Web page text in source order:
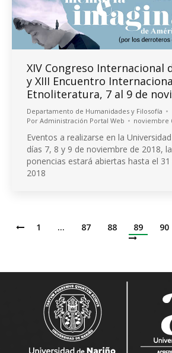
XIV Congreso Internacional
y XIII Encuentro
Etnoliteratura, 7 al 9 de
Departamento de Humanidades y Filosofía
Por Administración Portal Web noviembre
Eventos a realizarse en la
días 7, 8 y 9 de noviembre de 2018,
ponencias estará abiertas hasta el
2018
1 … 87 88 89 90